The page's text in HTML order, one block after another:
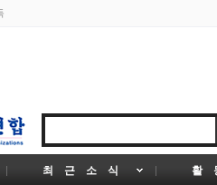
최 근 소 식 활